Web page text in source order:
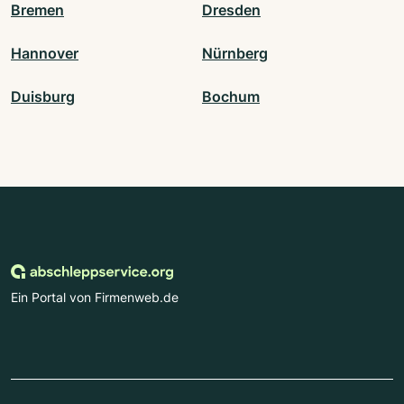
Bremen Dresden
Hannover Nürnberg
Duisburg Bochum
Ein Portal von Firmenweb.de